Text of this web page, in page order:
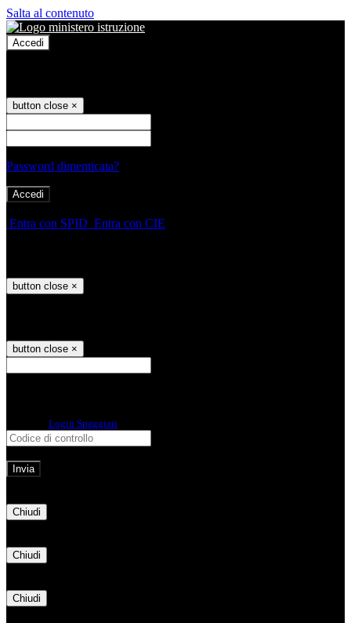
Salta al contenuto
Accedi
button close ×
Password dimenticata?
Entra con SPID Entra con CIE
button close ×
button close ×
Login Spaggiari
Chiudi
Chiudi
Chiudi